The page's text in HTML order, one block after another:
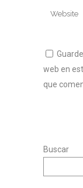
web en
que
Buscar